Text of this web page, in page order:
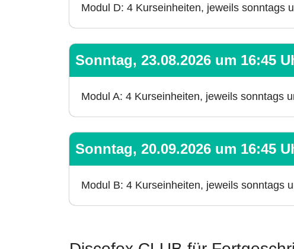
Modul D: 4 Kurseinheiten, jeweils sonntags
Sonntag, 23.08.2026 um 16:45
Modul A: 4 Kurseinheiten, jeweils sonntags
Sonntag, 20.09.2026 um 16:45
Modul B: 4 Kurseinheiten, jeweils sonntags